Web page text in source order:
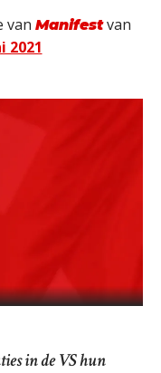
van Manifestvan
2021
in de VS hun